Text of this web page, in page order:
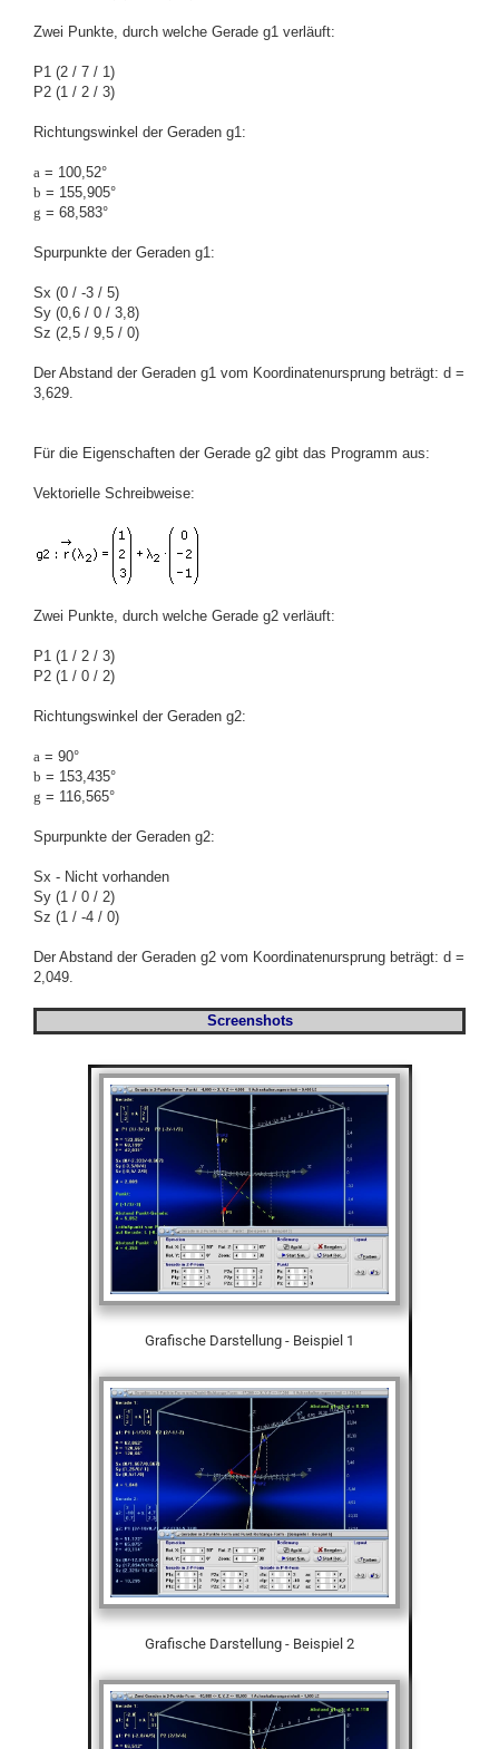
Zwei Punkte, durch welche Gerade g1 verläuft:
P1 (2 / 7 / 1)
P2 (1 / 2 / 3)
Richtungswinkel der Geraden g1:
a = 100,52°
b = 155,905°
g = 68,583°
Spurpunkte der Geraden g1:
Sx (0 / -3 / 5)
Sy (0,6 / 0 / 3,8)
Sz (2,5 / 9,5 / 0)
Der Abstand der Geraden g1 vom Koordinatenursprung beträgt: d =
3,629.
Für die Eigenschaften der Gerade g2 gibt das Programm aus:
Vektorielle Schreibweise:
Zwei Punkte, durch welche Gerade g2 verläuft:
P1 (1 / 2 / 3)
P2 (1 / 0 / 2)
Richtungswinkel der Geraden g2:
a = 90°
b = 153,435°
g = 116,565°
Spurpunkte der Geraden g2:
Sx - Nicht vorhanden
Sy (1 / 0 / 2)
Sz (1 / -4 / 0)
Der Abstand der Geraden g2 vom Koordinatenursprung beträgt: d =
2,049.
Screenshots
Grafische Darstellung - Beispiel 1
Grafische Darstellung - Beispiel 2